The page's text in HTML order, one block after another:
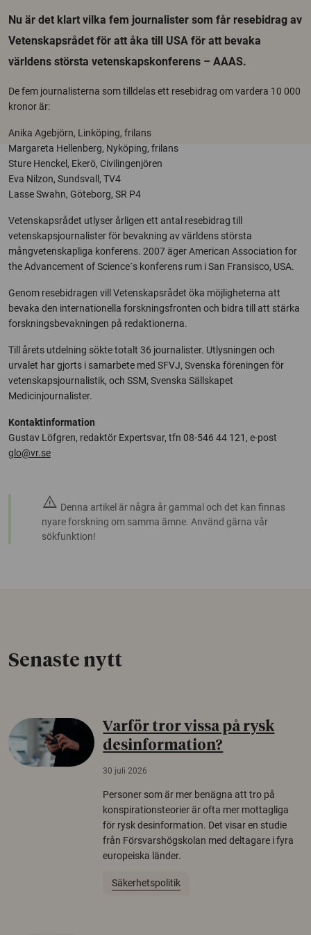
Nu är det klart vilka fem journalister som får resebidrag av
Vetenskapsrådet för att åka till USA för att bevaka
världens största vetenskapskonferens – AAAS.
De fem journalisterna som tilldelas ett resebidrag om vardera 10 000
kronor är:
Anika Agebjörn, Linköping, frilans
Margareta Hellenberg, Nyköping, frilans
Sture Henckel, Ekerö, Civilingenjören
Eva Nilzon, Sundsvall, TV4
Lasse Swahn, Göteborg, SR P4
Vetenskapsrådet utlyser årligen ett antal resebidrag till
vetenskapsjournalister för bevakning av världens största
mångvetenskapliga konferens. 2007 äger American Association for
the Advancement of Science´s konferens rum i San Fransisco, USA.
Genom resebidragen vill Vetenskapsrådet öka möjligheterna att
bevaka den internationella forskningsfronten och bidra till att stärka
forskningsbevakningen på redaktionerna.
Till årets utdelning sökte totalt 36 journalister. Utlysningen och
urvalet har gjorts i samarbete med SFVJ, Svenska föreningen för
vetenskapsjournalistik, och SSM, Svenska Sällskapet
Medicinjournalister.
Kontaktinformation
Gustav Löfgren, redaktör Expertsvar, tfn 08-546 44 121, e-post
glo@vr.se
warning Denna artikel är några år gammal och det kan finnas
nyare forskning om samma ämne. Använd gärna vår
sökfunktion!
Senaste nytt
Varför tror vissa på rysk
desinformation?
30 juli 2026
Personer som är mer benägna att tro på
konspirationsteorier är ofta mer mottagliga
för rysk desinformation. Det visar en studie
från Försvarshögskolan med deltagare i fyra
europeiska länder.
Säkerhetspolitik